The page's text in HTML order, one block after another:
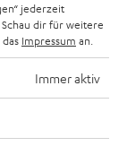
jederzeit
dir für weitere
Impressum an.
Immer aktiv